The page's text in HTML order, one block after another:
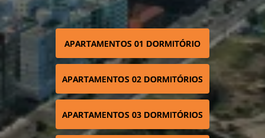
APARTAMENTOS 01 DORMITÓRIO
APARTAMENTOS 02 DORMITÓRIOS
APARTAMENTOS 03 DORMITÓRIOS